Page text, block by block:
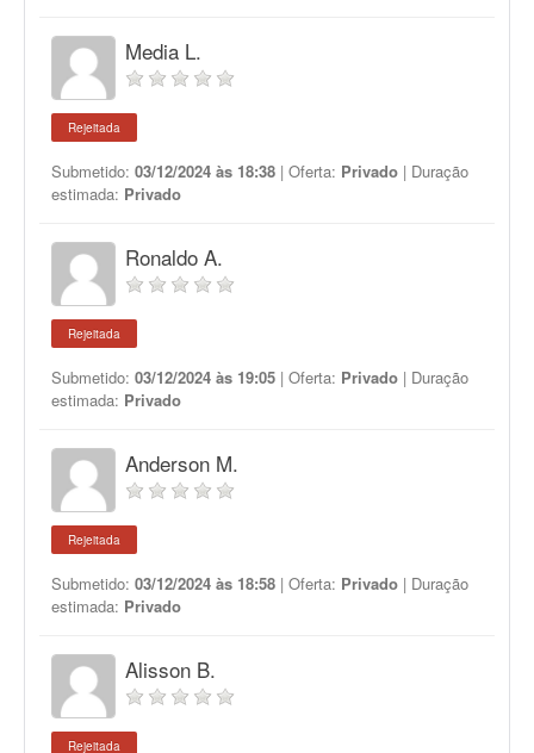
Media L.
Rejeitada
Submetido: 03/12/2024 às 18:38 | Oferta: Privado | Duração
estimada: Privado
Ronaldo A.
Rejeitada
Submetido: 03/12/2024 às 19:05 | Oferta: Privado | Duração
estimada: Privado
Anderson M.
Rejeitada
Submetido: 03/12/2024 às 18:58 | Oferta: Privado | Duração
estimada: Privado
Alisson B.
Rejeitada